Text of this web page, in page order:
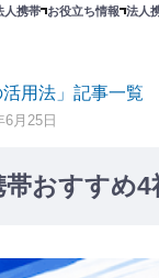
人携帯 お役立ち情報 法人
活用法」記事一覧
6月25日
おすすめ4